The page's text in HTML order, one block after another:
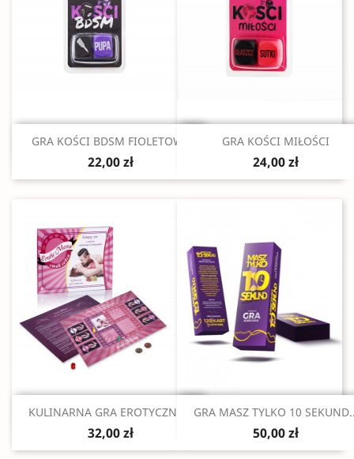
Szybki podgląd
GRA KOŚCI BDSM FIOLETOWE
22,00 zł
Szybki podgląd
GRA KOŚCI MIŁOŚCI
24,00 zł
Szybki podgląd
KULINARNA GRA EROTYCZNA...
32,00 zł
Szybki podgląd
GRA MASZ TYLKO 10
50,00 zł